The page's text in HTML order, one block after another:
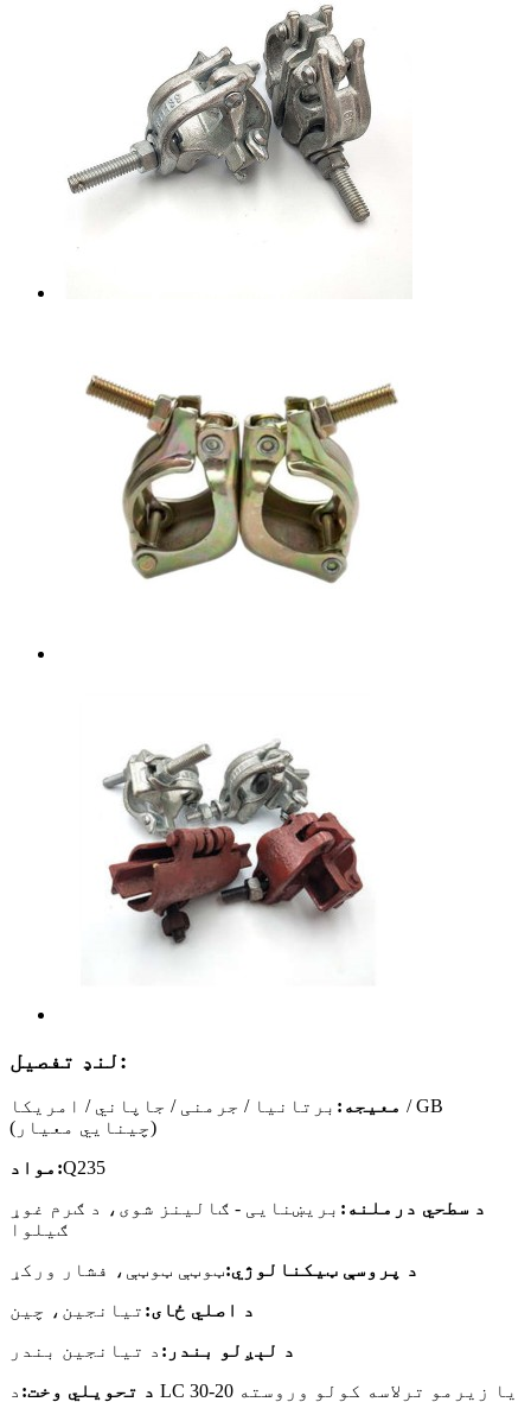
لنډ تفصیل:
معيجه: برتانیا / جرمنی / جاپاني / امریکا / GB
(چینایي معیار)
مواد:Q235
د سطحي درملنه: بریښنایی - ګالینز شوی، د ګرم غوړ
ګیلوا
د پروسې ټیکنالوژي:ټوټې ټوټې، فشار ورکړ
د اصلي ځای: تیانجین، چین
د لېږلو بندر: د تیانجین بندر
د تحویلي وخت: د LC یا زیرمو ترلاسه کولو وروسته 20-30